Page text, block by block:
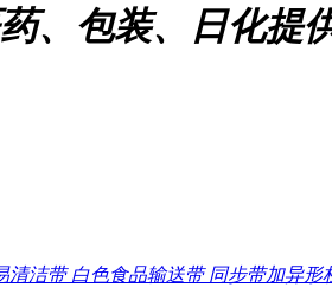
、包装、日化提
清洁带 白色食品输送带 同步带加异形